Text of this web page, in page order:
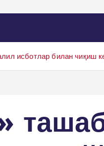
исботлар билан чиқиш